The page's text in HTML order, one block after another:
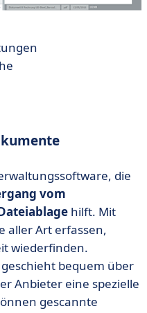
die
vom
hilft. Mit
aller Art erfassen,
wiederfinden.
geschieht bequem über
Anbieter eine spezielle
gescannte